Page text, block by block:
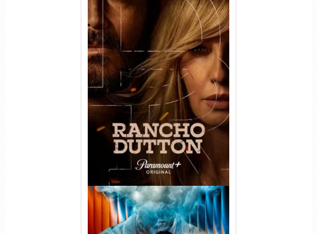
Rancho Dutton 1ª
Temporada Torrent (2026)
WEB-DL 1080p Dual Áudio